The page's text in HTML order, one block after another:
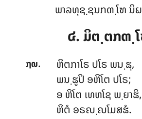
ພາລທຸຊ຺ຊນກຓ຺ໂຑ ນິ
໔. ມິຕ຺ຕກຓ຺
໗໙.
ຫິຕກາໂຣ ປໂຣ ພນ຺ຘຸ,
ພນ຺ຘູປິ ອຫິໂຕ ປໂຣ;
ອ ຫິໂຕ ເທຫໂຊ ພ຺ຍາຘິ,
ຫິຕໍ ອຣຎ຺ຎໂມສຘໍ.